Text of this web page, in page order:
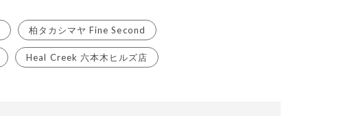
柏タカシマヤ Fine Second
Heal Creek 六本木ヒルズ店